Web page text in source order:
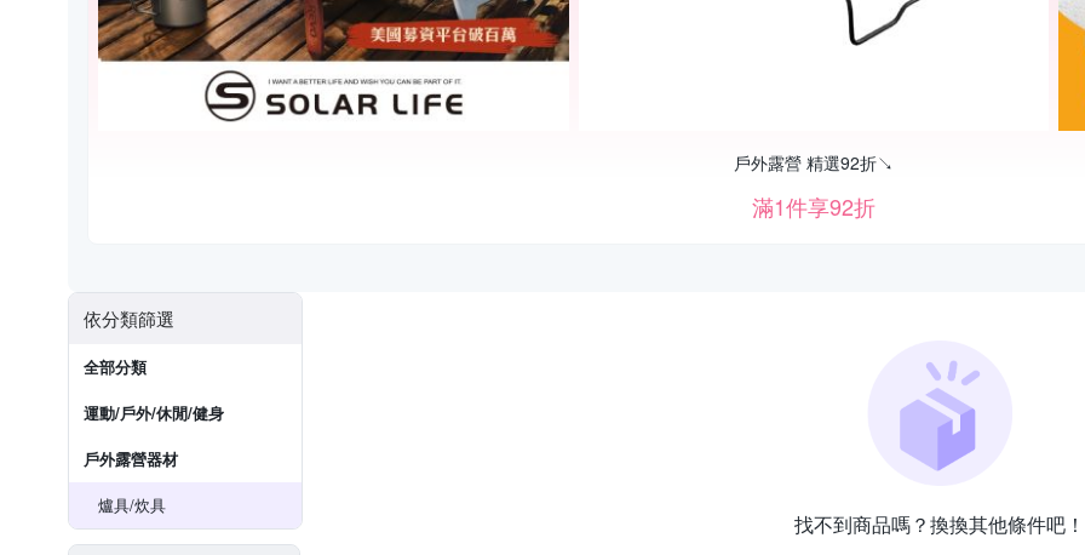
戶外露營 精選92折↘
滿1件享92折
依分類篩選
全部分類
運動/戶外/休閒/健身
戶外露營器材
爐具/炊具
找不到商品嗎？換換其他條件吧！